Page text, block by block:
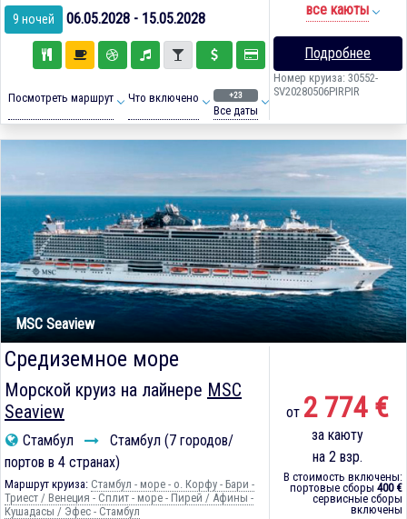
9 ночей 06.05.2028 - 15.05.2028
Посмотреть маршрут Что включено +23
Все даты
все каюты
Подробнее
Номер круиза: 30552-
SV20280506PIRPIR
MSC Seaview
Средиземное море
Морской круиз на лайнере MSC
Seaview
Стамбул
Стамбул (7 городов/
портов в 4 странах)
Маршрут круиза: Стамбул - море - о. Корфу - Бари -
Триест / Венеция - Сплит - море - Пирей / Афины -
Кушадасы / Эфес - Стамбул
от 2 774 €
за каюту
на 2 взр.
В стоимость включены:
портовые сборы 400 €
сервисные сборы
включены